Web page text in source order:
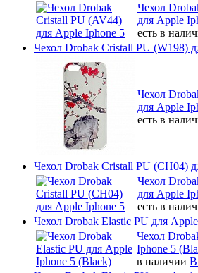
Чехол
для Apple
есть в
Чехол Drobak Cristall PU (W198)
Чехол
для Apple
есть в
Чехол Drobak Cristall PU (CH04)
Чехол
для Apple
есть в
Чехол Drobak Elastic PU для
Чехол
Iphone 5
в наличии В